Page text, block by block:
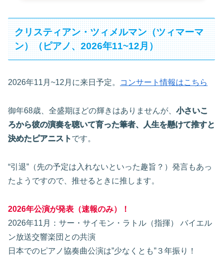
クリスティアン・ツィメルマン（ツィマーマ
ン）（ピアノ、2026年11~12月）
2026年11月~12月に来日予定。 コンサート情報はこちら
御年68歳、全盛期ほどの輝きはありませんが、小さいこ
ろから彼の演奏を聴いて育った筆者、人生を懸けて推すと
決めたピアニストです。
“引退”（先の予定は入れないといった趣旨？）発言もあっ
たようですので、推せるときに推します。
2026年公演が発表（速報のみ）！
2026年11月：サー・サイモン・ラトル（指揮） バイエル
ン放送交響楽団との共演
日本でのピアノ協奏曲公演は”少なくとも”３年振り！